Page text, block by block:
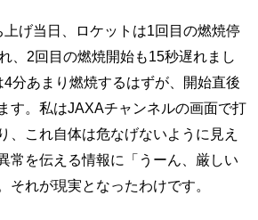
げ当日、ロケットは1回目の燃焼停
、2回目の燃焼開始も15秒遅れまし
分あまり燃焼するはずが、開始直後
す。私はJAXAチャンネルの画面で打
、これ自体は危なげないように見え
常を伝える情報に「うーん、厳しい
それが現実となったわけです。